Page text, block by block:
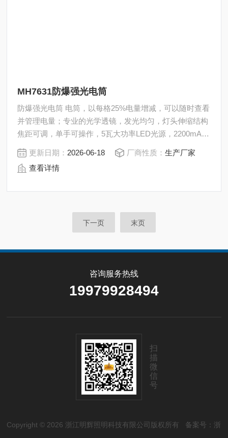
MH7631防爆强光电筒
防爆强光电筒 电筒，以每格25%电量增减，可以随时查看
并管理电量；专业的光学透镜，发光均匀，灯头伸缩结构
焦距可调，单手可操作，5瓦大功率LED光源，2200mAh
容量电池，强光工作时间达到8小时，外壳防护等级
IP66。
更新日期： 2026-06-18 厂商性质：生产厂家
查看详情
下一页 末页
咨询服务热线
19979928494
扫
描
微
信
号
Copyright © 2026 浙江明辉照明科技有限公司版权所有 备案号：浙